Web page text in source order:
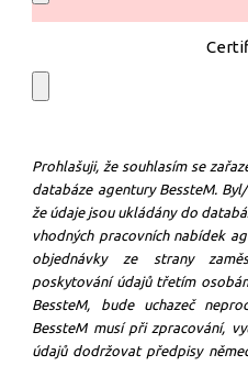
Prohlašuji, že souhlasím se
databáze agentury BessteM.
že údaje jsou ukládány do
vhodných pracovních nabídek
objednávky ze strany
poskytování údajů třetím
BessteM, bude uchazeč
BessteM musí při zpracování,
údajů dodržovat předpisy